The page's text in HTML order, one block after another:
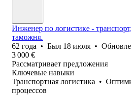
Инженер по логистике -
таможня.
62 года • Был 18 июля •
3 000 €
Рассматривает предложения
Ключевые навыки
Транспортная логистика •
процессов